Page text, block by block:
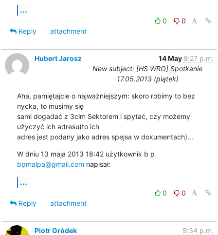
...
0
0
Reply
attachment
Hubert Jarosz 14 May 9:27 p.m.
New subject: [HS WRO] Spotkanie
17.05.2013 (piątek)
Aha, pamiętajcie o najważniejszym: skoro robimy to bez
nycka, to musimy się
sami dogadać z 3cim Sektorem i spytać, czy możemy
użyczyć ich adresu(to ich
adres jest podany jako adres spejsa w dokumentach)...
bpmalpa@gmail.com napisał:
...
0
0
Reply
attachment
Piotr Gródek 9:34 p.m.